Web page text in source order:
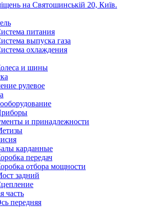
на Святошинській 20, Київ.
питания
выпуска газа
охлаждения
и шины
рулевое
и принадлежности
карданные
передач
отбора мощности
задний
часть
передняя